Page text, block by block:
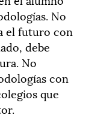
No
el futuro con
debe
No
con
que